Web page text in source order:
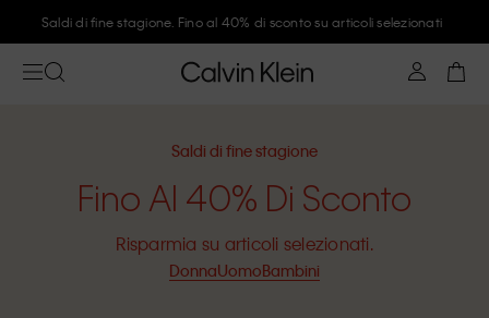
Unisciti a Calvin Klein e ottieni il 10% di sconto
Saldi di fine stagione
Fino Al 40% Di Sconto
Risparmia su articoli selezionati.
DonnaUomoBambini